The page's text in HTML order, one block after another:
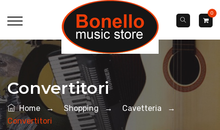
0
Convertitori
Home → Shopping → Cavetteria
→
Convertitori